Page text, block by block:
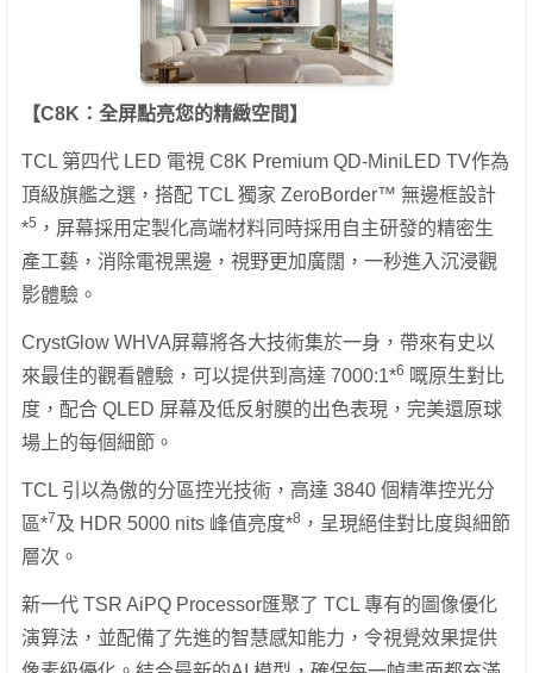
【C8K：全屏點亮您的精緻空間】
TCL 第四代 LED 電視 C8K Premium QD-MiniLED TV作為
頂級旗艦之選，搭配 TCL 獨家 ZeroBorder™ 無邊框設計
*5 ，屏幕採用定製化高端材料同時採用自主研發的精密生
產工藝，消除電視黑邊，視野更加廣闊，一秒進入沉浸觀
影體驗。
CrystGlow WHVA屏幕將各大技術集於一身，帶來有史以
來最佳的觀看體驗，可以提供到高達 7000:1*6 嘅原生對比
度，配合 QLED 屏幕及低反射膜的出色表現，完美還原球
場上的每個細節。
TCL 引以為傲的分區控光技術，高達 3840 個精準控光分
區*7 及 HDR 5000 nits 峰值亮度*8 ，呈現絕佳對比度與細節
層次。
新一代 TSR AiPQ Processor匯聚了 TCL 專有的圖像優化
演算法，並配備了先進的智慧感知能力，令視覺效果提供